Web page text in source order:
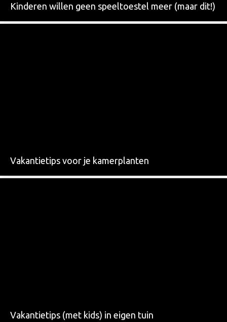
Kinderen willen geen speeltoestel meer (maar dit!)
Vakantietips voor je kamerplanten
Vakantietips (met kids) in eigen tuin